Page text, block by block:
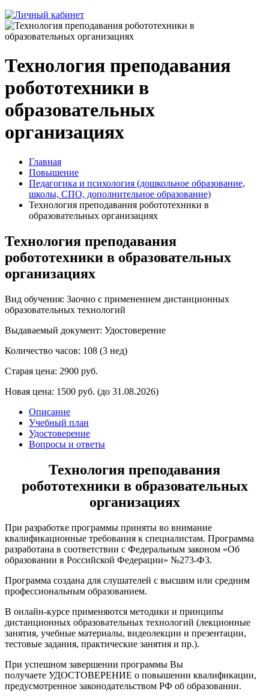
Технология преподавания
робототехники в
образовательных
организациях
Главная
Повышение
Педагогика и психология (дошкольное образование,
школы, СПО, дополнительное образование)
Технология преподавания робототехники в
образовательных организациях
Технология преподавания
робототехники в образовательных
организациях
Вид обучения: Заочно с применением дистанционных
образовательных технологий
Выдаваемый документ: Удостоверение
Количество часов: 108 (3 нед)
Старая цена: 2900 руб.
Новая цена: 1500 руб. (до 31.08.2026)
Описание
Учебный план
Удостоверение
Вопросы и ответы
Технология преподавания
робототехники в образовательных
организациях
При разработке программы приняты во внимание
квалификационные требования к специалистам. Программа
разработана в соответствии с Федеральным законом «Об
образовании в Российской Федерации» №273-Ф3.
Программа создана для слушателей с высшим или средним
профессиональным образованием.
В онлайн-курсе применяются методики и принципы
дистанционных образовательных технологий (лекционные
занятия, учебные материалы, видеолекции и презентации,
тестовые задания, практические занятия и пр.).
При успешном завершении программы Вы
получаете УДОСТОВЕРЕНИЕ о повышении квалификации,
предусмотренное законодательством РФ об образовании.